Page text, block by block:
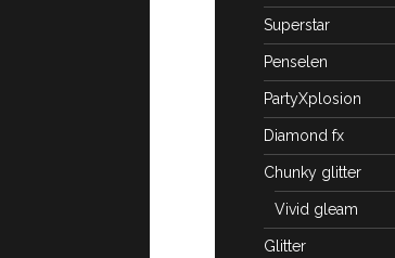
Superstar
Penselen
PartyXplosion
Diamond fx
Chunky glitter
Vivid gleam
Glitter